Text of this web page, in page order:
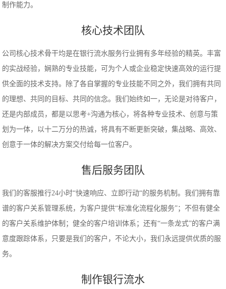
制作能力。
核心技术团队
公司核心技术骨干均是在银行流水服务行业拥有多年经验的精英。丰富
的实战经验，娴熟的专业技能，可为个人或企业稳定快速高效的运行提
供全面的技术支持。除了各自掌握的专业技能不同之外，我们拥有共同
的理想、共同的目标、共同的信念。我们始终如一，无论是对待客户，
还是内部成员，都是以思考+沟通为核心，将各种专业技术、创意与策
划为一体，以十二万分的热诚，将具有不断更新突破，集战略、高效、
创意于一体的解决方案交付给每一位客户。
售后服务团队
我们的客服推行24小时“快速响应、立即行动“的服务机制。我们拥有靠
谱的客户关系管理系统，为客户提供“标准化流程化服务”；不但有健全
的客户关系维护体制；健全的客户培训体系；还有“一条龙式”的客户满
意度跟踪体系，只要是我们的客户，不论大小，我们永远提供优质的服
务。
制作银行流水